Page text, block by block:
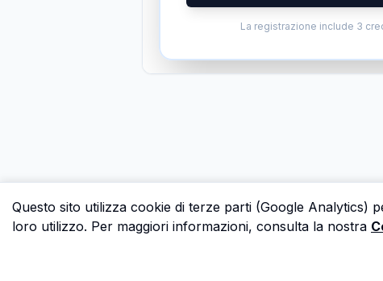
La registrazione include 3
Questo sito utilizza cookie di terze parti (Google Analytics)
loro utilizzo. Per maggiori informazioni, consulta la nostra